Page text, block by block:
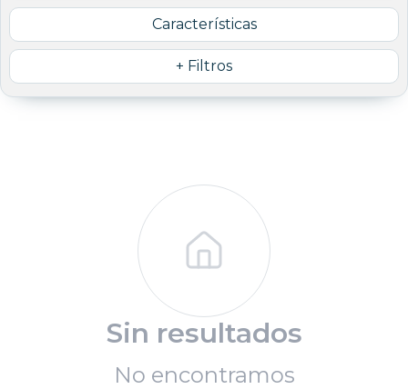
Características
+ Filtros
Sin resultados
No encontramos